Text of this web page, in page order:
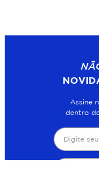
Assine
dentro